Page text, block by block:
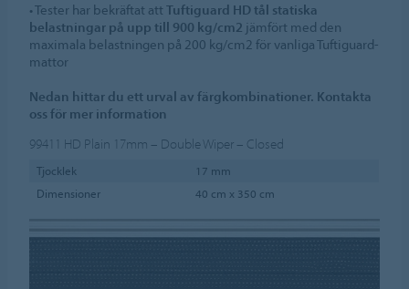
• Tester har bekräftat attTuftiguard HD tål statiska
belastningar på upp till 900 kg/cm2 jämfört med den
maximala belastningen på 200 kg/cm2 för vanliga Tuftiguard-
mattor
Nedan hittar du ett urval av färgkombinationer. Kontakta
oss för mer information
99411 HD Plain 17mm – Double Wiper – Closed
Tjocklek
17 mm
Dimensioner
40 cm x 350 cm